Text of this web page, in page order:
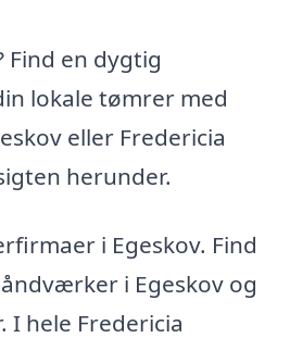
Find en dygtig
lokale tømrer med
eller Fredericia
herunder.
i Egeskov. Find
i Egeskov og
I hele Fredericia